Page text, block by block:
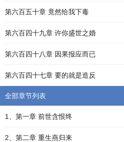
第六百五十章 竟然给我下毒
第六百四十九章 许你盛世之婚
第六百四十八章 因果报应而已
第六百四十七章 要的就是造反
全部章节列表
1、第一章 前世含恨终
2、第二章 重生燕归来